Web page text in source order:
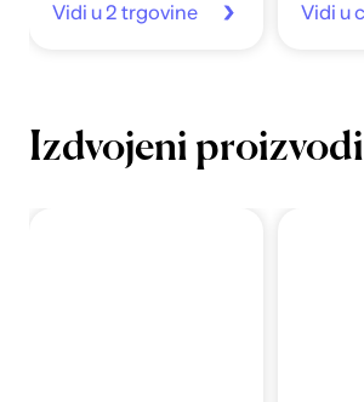
Vidi u 2 trgovine
Izdvojeni proizvodi